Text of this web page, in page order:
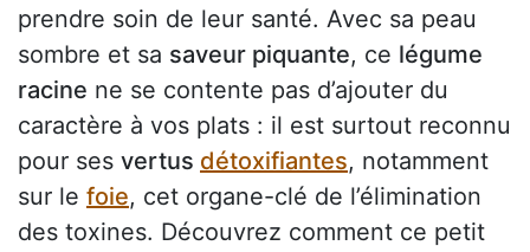
prendre soin de leur santé. Avec sa peau
sombre et sa saveur piquante, ce légume
racine ne se contente pas d’ajouter du
caractère à vos plats : il est surtout reconnu
pour ses vertus détoxifiantes, notamment
sur le foie, cet organe-clé de l’élimination
des toxines. Découvrez comment ce petit